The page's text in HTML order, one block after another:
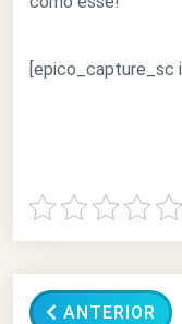
[epico_capture_sc
ANTERIOR